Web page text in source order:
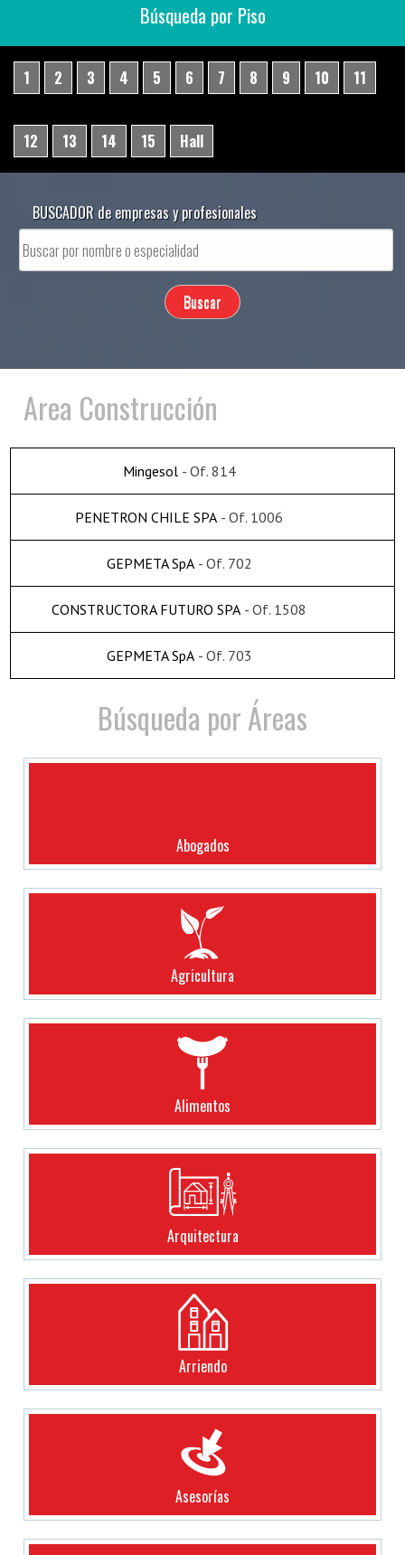
Búsqueda por Piso
1 2 3 4 5 6 7 8 9 10 11
12 13 14 15 Hall
BUSCADOR de empresas y profesionales
Area Construcción
Mingesol - Of. 814
PENETRON CHILE SPA - Of. 1006
GEPMETA SpA - Of. 702
CONSTRUCTORA FUTURO SPA - Of. 1508
GEPMETA SpA - Of. 703
Búsqueda por Áreas
Abogados
Agricultura
Alimentos
Arquitectura
Arriendo
Asesorías